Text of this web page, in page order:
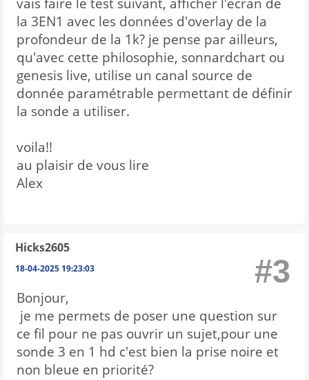
vais faire le test suivant, afficher l'ecran de
la 3EN1 avec les données d'overlay de la
profondeur de la 1k? je pense par ailleurs,
qu'avec cette philosophie, sonnardchart ou
genesis live, utilise un canal source de
donnée paramétrable permettant de définir
la sonde a utiliser.
voila!!
au plaisir de vous lire
Alex
Hicks2605
18-04-2025 19:23:03 #3
Bonjour,
je me permets de poser une question sur
ce fil pour ne pas ouvrir un sujet,pour une
sonde 3 en 1 hd c'est bien la prise noire et
non bleue en priorité?